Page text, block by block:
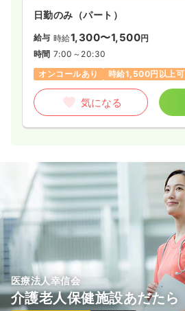
日勤のみ（パート）
給与 時給1,300〜1,500円
時間 7:00～20:30
オンコールあり
時給1,500円以上可
気になる
医療法人幸信会
介護老人保健施設あだたら